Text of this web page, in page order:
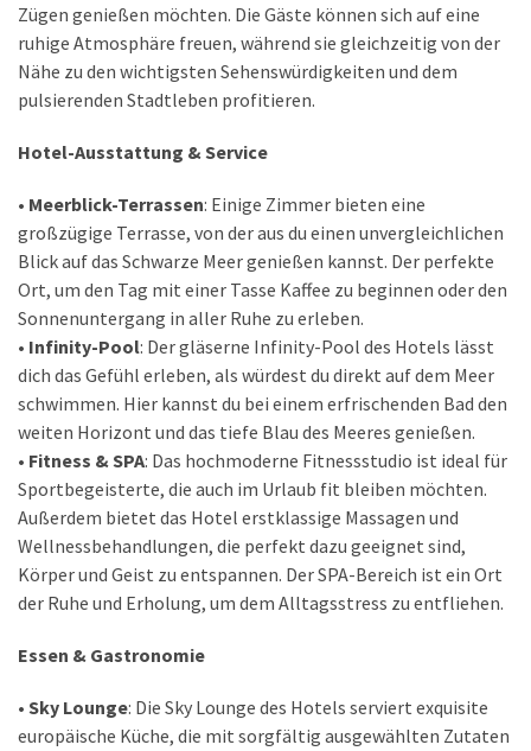
Zügen genießen möchten. Die Gäste können sich auf eine
ruhige Atmosphäre freuen, während sie gleichzeitig von der
Nähe zu den wichtigsten Sehenswürdigkeiten und dem
pulsierenden Stadtleben profitieren.
Hotel-Ausstattung & Service
• Meerblick-Terrassen: Einige Zimmer bieten eine
großzügige Terrasse, von der aus du einen unvergleichlichen
Blick auf das Schwarze Meer genießen kannst. Der perfekte
Ort, um den Tag mit einer Tasse Kaffee zu beginnen oder den
Sonnenuntergang in aller Ruhe zu erleben.
• Infinity-Pool: Der gläserne Infinity-Pool des Hotels lässt
dich das Gefühl erleben, als würdest du direkt auf dem Meer
schwimmen. Hier kannst du bei einem erfrischenden Bad den
weiten Horizont und das tiefe Blau des Meeres genießen.
• Fitness & SPA: Das hochmoderne Fitnessstudio ist ideal für
Sportbegeisterte, die auch im Urlaub fit bleiben möchten.
Außerdem bietet das Hotel erstklassige Massagen und
Wellnessbehandlungen, die perfekt dazu geeignet sind,
Körper und Geist zu entspannen. Der SPA-Bereich ist ein Ort
der Ruhe und Erholung, um dem Alltagsstress zu entfliehen.
Essen & Gastronomie
• Sky Lounge: Die Sky Lounge des Hotels serviert exquisite
europäische Küche, die mit sorgfältig ausgewählten Zutaten